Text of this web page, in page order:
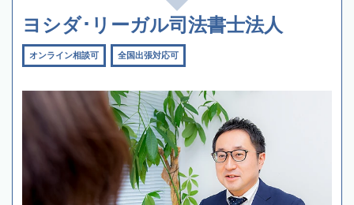
ヨシダ･リーガル司法書士法人
オンライン相談可 全国出張対応可